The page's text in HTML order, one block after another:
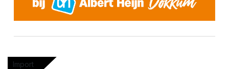
Import